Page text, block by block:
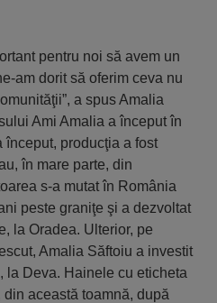
pentru noi să avem un
am dorit să oferim ceva nu
a spus Amalia
Ami Amalia a început în
început, producţia a fost
în mare parte, din
s-a mutat în România
peste graniţe şi a dezvoltat
la Oradea. Ulterior, pe
Amalia Săftoiu a investit
la Deva. Hainele cu eticheta
această toamnă, după